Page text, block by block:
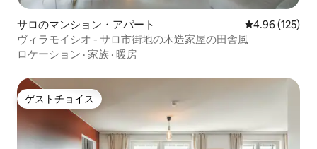
サロのマンション・アパート レビュー125
4.96 (125)
ヴィラモイシオ - サロ市街地の木造家屋の田舎風
ロケーション · 家族 · 暖房
ゲストチョイス
ゲストチョイス